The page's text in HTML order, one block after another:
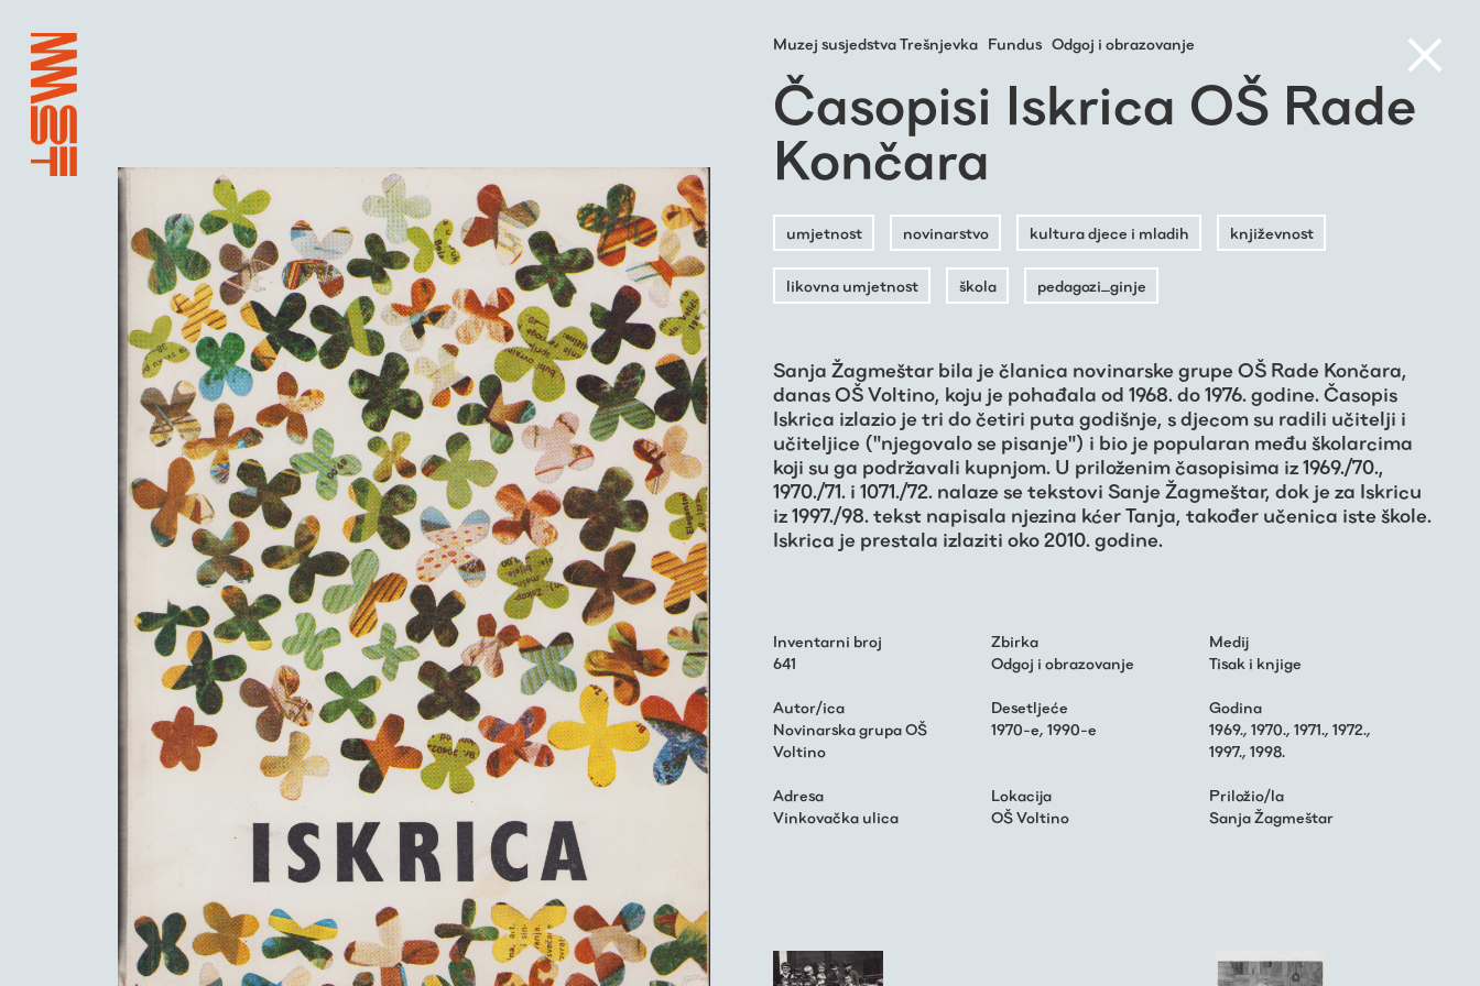
Muzej susjedstva Trešnjevka Fundus Odgoj i obrazovanje
Časopisi Iskrica OŠ Rade
Končara
umjetnost novinarstvo kultura djece i mladih književnost
likovna umjetnost škola pedagozi_ginje
Sanja Žagmeštar bila je članica novinarske grupe OŠ Rade Končara,
danas OŠ Voltino, koju je pohađala od 1968. do 1976. godine. Časopis
Iskrica izlazio je tri do četiri puta godišnje, s djecom su radili učitelji i
učiteljice ("njegovalo se pisanje") i bio je popularan među školarcima
koji su ga podržavali kupnjom. U priloženim časopisima iz 1969./70.,
1970./71. i 1071./72. nalaze se tekstovi Sanje Žagmeštar, dok je za Iskricu
iz 1997./98. tekst napisala njezina kćer Tanja, također učenica iste škole.
Iskrica je prestala izlaziti oko 2010. godine.
Inventarni broj
641
Zbirka
Odgoj i obrazovanje
Medij
Tisak i knjige
Autor/ica
Novinarska grupa OŠ
Voltino
Desetljeće
1970-e, 1990-e
Godina
1969., 1970., 1971., 1972.,
1997., 1998.
Adresa
Vinkovačka ulica
Lokacija
OŠ Voltino
Priložio/la
Sanja Žagmeštar